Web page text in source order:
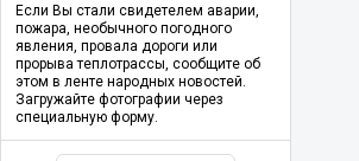
Если Вы стали свидетелем аварии,
пожара, необычного погодного
явления, провала дороги или
прорыва теплотрассы, сообщите об
этом в ленте народных новостей.
Загружайте фотографии через
специальную форму.